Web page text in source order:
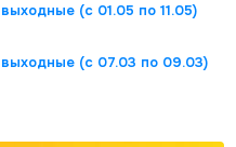
(с 01.05 по 11.05)
(с 07.03 по 09.03)